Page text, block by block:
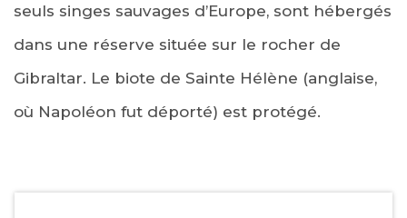
seuls singes sauvages d’Europe, sont hébergés
dans une réserve située sur le rocher de
Gibraltar. Le biote de Sainte Hélène (anglaise,
où Napoléon fut déporté) est protégé.